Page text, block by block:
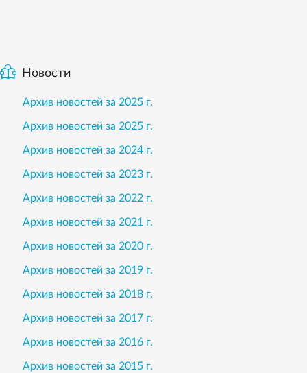
Новости
Архив новостей за 2025 г.
Архив новостей за 2025 г.
Архив новостей за 2024 г.
Архив новостей за 2023 г.
Архив новостей за 2022 г.
Архив новостей за 2021 г.
Архив новостей за 2020 г.
Архив новостей за 2019 г.
Архив новостей за 2018 г.
Архив новостей за 2017 г.
Архив новостей за 2016 г.
Архив новостей за 2015 г.